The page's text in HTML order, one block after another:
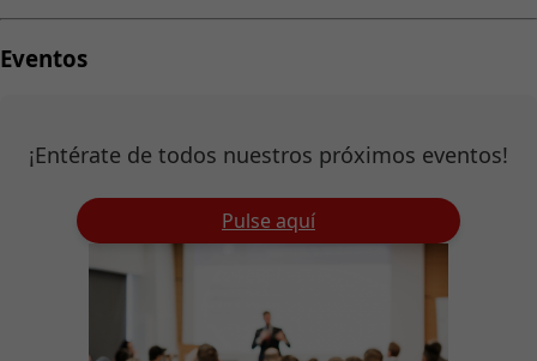
Eventos
¡Entérate de todos nuestros próximos eventos!
Pulse aquí